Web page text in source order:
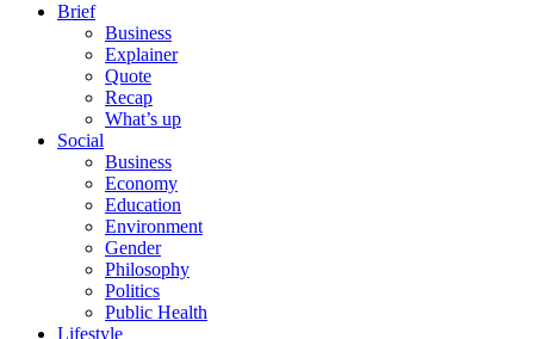
Brief
Business
Explainer
Quote
Recap
What’s up
Social
Business
Economy
Education
Environment
Gender
Philosophy
Politics
Public Health
Lifestyle